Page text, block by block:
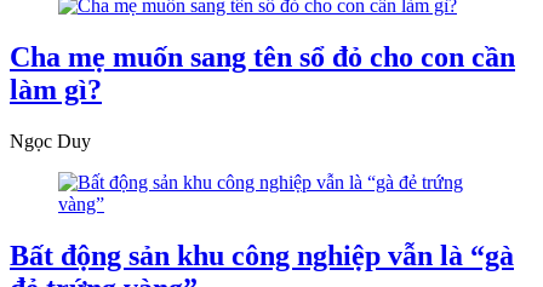
Cha mẹ muốn sang tên sổ đỏ cho con cần
làm gì?
Ngọc Duy
Bất động sản khu công nghiệp vẫn là “gà